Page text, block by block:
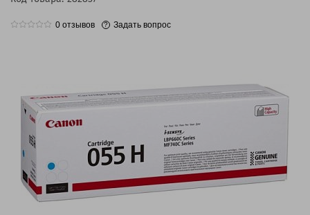
0 отзывов Задать вопрос